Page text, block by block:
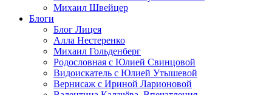
Михаил Швейцер
Блоги
Блог Лицея
Алла Нестеренко
Михаил Гольденберг
Родословная с Юлией Свинцовой
Видоискатель с Юлией Утышевой
Вернисаж с Ириной Ларионовой